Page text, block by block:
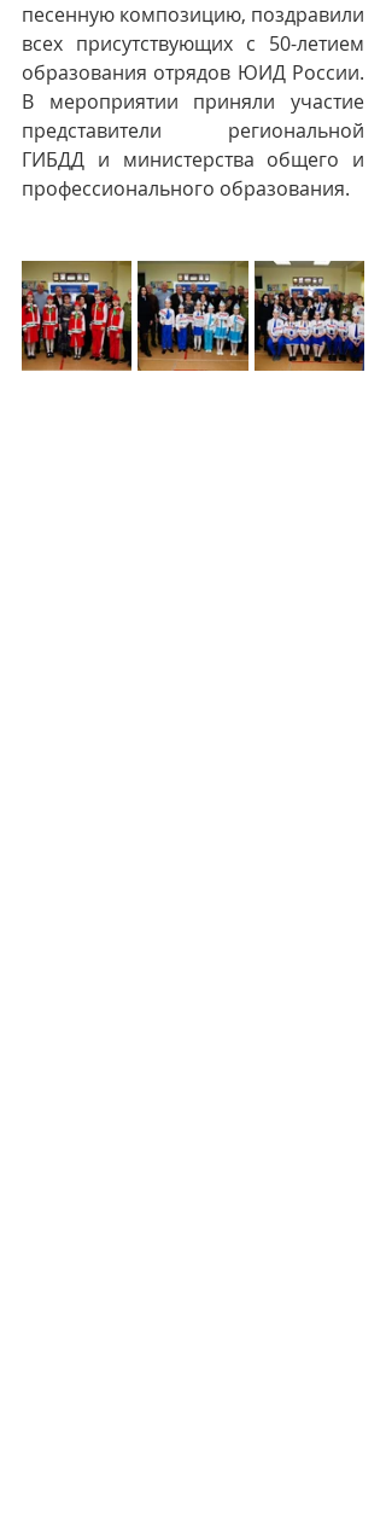
песенную композицию, поздравили
всех присутствующих с 50-летием
образования отрядов ЮИД России.
В мероприятии приняли участие
представители региональной
ГИБДД и министерства общего и
профессионального образования.